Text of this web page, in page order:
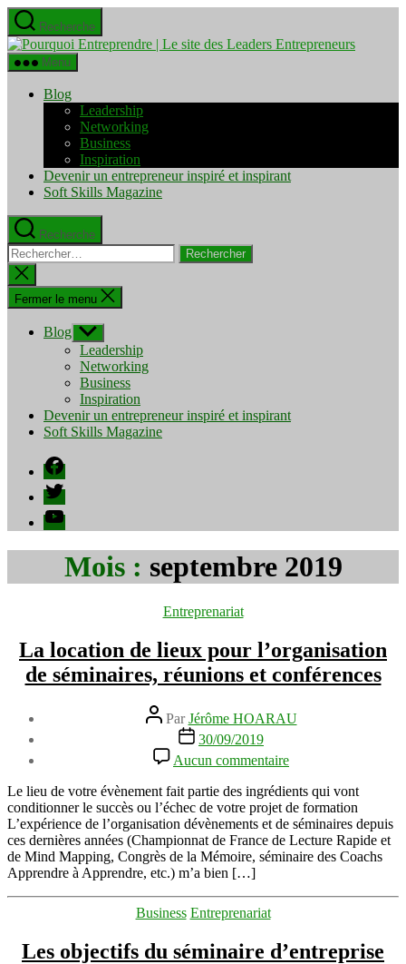
Aller
au
contenu
Recherche
Pourquoi
Menu
Blog
Leadership
Networking
Business
Inspiration
Devenir un entrepreneur inspiré et inspirant
Soft Skills Magazine
Recherche
Rechercher :
Fermer
la
recherche
Fermer le menu
Blog Afficher
le
sous-
menu
Leadership
Networking
Business
Inspiration
Devenir un entrepreneur inspiré et inspirant
Soft Skills Magazine
Facebook
Twitter
YouTube
Mois : septembre 2019
Catégories
Entreprenariat
La location de lieux pour l’organisation
de séminaires, réunions et conférences
Auteur
de
l’article
ParJérôme HOARAU
Date
l’article
30/09/2019
Aucun commentaire
La
location
de
lieux
pour
l’organisation
réunions
Le lieu de votre évènement fait partie des ingrédients qui vont
conditionner le succès ou l’échec de votre projet de formation
L’expérience de l’organisation dévènements et de séminaires depuis
ces dernières années (Championnat de France de Lecture Rapide et
de Mind Mapping, Congrès de la Mémoire, séminaire des Coachs
Apprendre à Apprendre, etc.) m’a bien […]
Catégories
Business Entreprenariat
Les objectifs du séminaire d’entreprise